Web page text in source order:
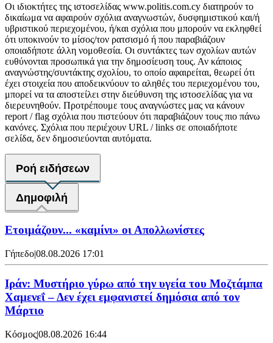
Οι ιδιοκτήτες της ιστοσελίδας www.politis.com.cy διατηρούν το
δικαίωμα να αφαιρούν σχόλια αναγνωστών, δυσφημιστικού και/ή
υβριστικού περιεχομένου, ή/και σχόλια που μπορούν να εκληφθεί
ότι υποκινούν το μίσος/τον ρατσισμό ή που παραβιάζουν
οποιαδήποτε άλλη νομοθεσία. Οι συντάκτες των σχολίων αυτών
ευθύνονται προσωπικά για την δημοσίευση τους. Αν κάποιος
αναγνώστης/συντάκτης σχολίου, το οποίο αφαιρείται, θεωρεί ότι
έχει στοιχεία που αποδεικνύουν το αληθές του περιεχομένου του,
μπορεί να τα αποστείλει στην διεύθυνση της ιστοσελίδας για να
διερευνηθούν. Προτρέπουμε τους αναγνώστες μας να κάνουν
report / flag σχόλια που πιστεύουν ότι παραβιάζουν τους πιο πάνω
κανόνες. Σχόλια που περιέχουν URL / links σε οποιαδήποτε
σελίδα, δεν δημοσιεύονται αυτόματα.
Ροή ειδήσεων
Δημοφιλή
Ετοιμάζουν... «καμίνι» οι Απολλωνίστες
Γήπεδο|08.08.2026 17:01
Ιράν: Μυστήριο γύρω από την υγεία του Μοζτάμπα
Χαμενεΐ – Δεν έχει εμφανιστεί δημόσια από τον
Μάρτιο
Κόσμος|08.08.2026 16:44